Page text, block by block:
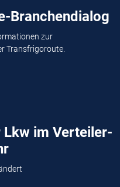
Branchendialog
zur
Transfrigoroute.
Lkw im Verteiler-